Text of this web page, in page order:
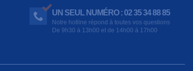
UN SEUL NUMÉRO : 02 35 34 88 85
Notre hotline répond à toutes vos questions
De 9h30 à 13h00 et de 14h00 à 17h00